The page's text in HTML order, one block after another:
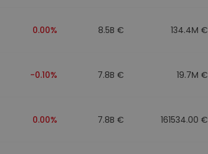
0.00% 8.5B € 134.4M €
-0.10% 7.8B € 19.7M €
0.00% 7.8B € 161534.00 €